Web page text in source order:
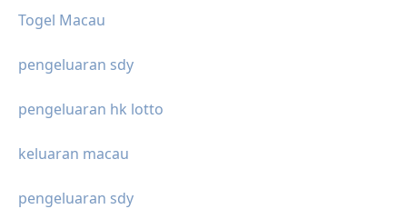
Togel Macau
pengeluaran sdy
pengeluaran hk lotto
keluaran macau
pengeluaran sdy